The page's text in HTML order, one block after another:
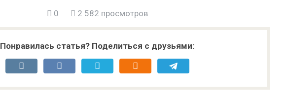
0 2 582 просмотров
Понравилась статья? Поделиться с друзьями: